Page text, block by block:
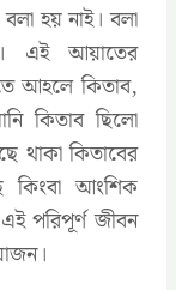
হয় নাই। বলা
এই আয়াতের
আহলে কিতাব,
কিতাব ছিলো
থাকা কিতাবের
কিংবা আংশিক
পরিপূর্ণ জীবন